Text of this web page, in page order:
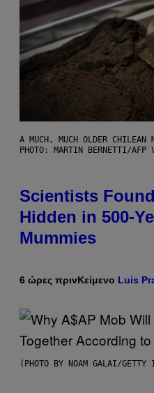
A MUCH, MUCH OLDER CHILEAN
PHOTO: MARTIN BERNETTI/AFP
Scientists
Hidden in 500-
Mummies
6 ώρες πρινΚείμενο Luis
(PHOTO BY NOAM GALAI/